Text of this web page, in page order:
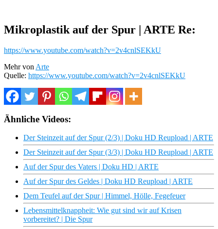
Mikroplastik auf der Spur | ARTE Re:
https://www.youtube.com/watch?v=2v4cnlSEKkU
Mehr von Arte
Quelle: https://www.youtube.com/watch?v=2v4cnlSEKkU
Ähnliche Videos:
Der Steinzeit auf der Spur (2/3) | Doku HD Reupload | ARTE
Der Steinzeit auf der Spur (3/3) | Doku HD Reupload | ARTE
Auf der Spur des Vaters | Doku HD | ARTE
Auf der Spur des Geldes | Doku HD Reupload | ARTE
Dem Teufel auf der Spur | Himmel, Hölle, Fegefeuer
Lebensmittelknappheit: Wie gut sind wir auf Krisen
vorbereitet? | Die Spur